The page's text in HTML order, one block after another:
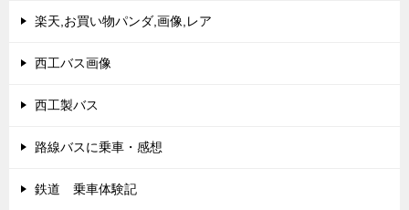
楽天,お買い物パンダ,画像,レア
西工バス画像
西工製バス
路線バスに乗車・感想
鉄道 乗車体験記